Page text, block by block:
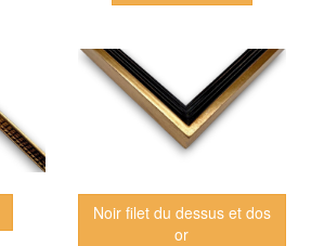
Noir filet du dessus et dos
or